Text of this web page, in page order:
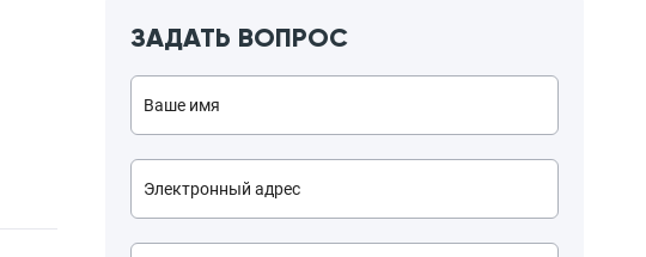
ЗАДАТЬ ВОПРОС